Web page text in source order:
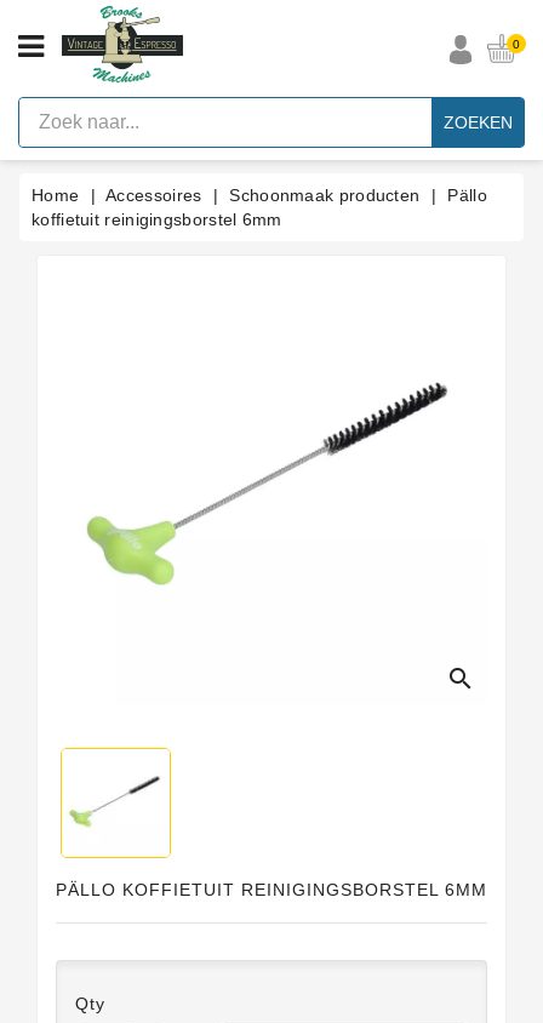
CATEGORIE
Vintage
Espresso
Machines
E61
Espresso
0
ZOEKEN
Home Accessoires Schoonmaak producten
Pällo
koffietuit reinigingsborstel 6mm
search
PÄLLO KOFFIETUIT REINIGINGSBORSTEL 6MM
Qty